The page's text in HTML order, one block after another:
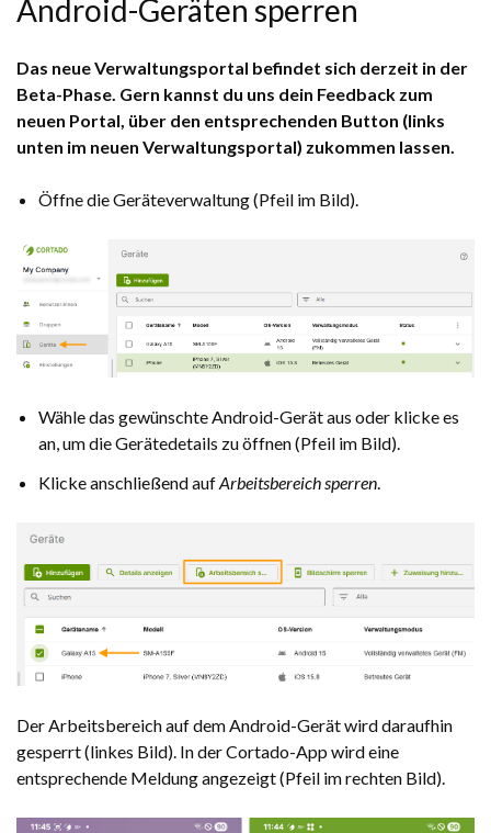
Android-Geräten sperren
Das neue Verwaltungsportal befindet sich derzeit in der
Beta-Phase. Gern kannst du uns dein Feedback zum
neuen Portal, über den entsprechenden Button (links
unten im neuen Verwaltungsportal) zukommen lassen.
Öffne die Geräteverwaltung (Pfeil im Bild).
Wähle das gewünschte Android-Gerät aus oder klicke es
an, um die Gerätedetails zu öffnen (Pfeil im Bild).
Klicke anschließend aufArbeitsbereich sperren
Der Arbeitsbereich auf dem Android-Gerät wird daraufhin
gesperrt (linkes Bild). In der Cortado-App wird eine
entsprechende Meldung angezeigt (Pfeil im rechten Bild).